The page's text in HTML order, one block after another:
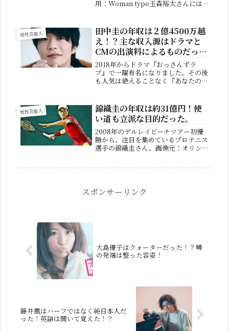
用：Woman type玉森裕太さんには4
か、気になる人も多い事でしょう。そ
こで今回は玉森裕太さ...
男性芸能人
田中圭の年収は２億4500万越
え！？主な収入源はドラマと
CMの出演料によるものだっ
た。
2018年からドラマ『おっさんずラ
ブ』で一躍有名になりました。その後
も人気は絶えることなく『あなたの番
す。ここ最近とても人気の高い田中圭
さんですが、皆さんは田中圭さんが一
体いく...
男性芸能人
錦織圭の年収は約31億円！使
い道も立派な目的だった。
2008年のデルレイビーチツアー初優
勝から、注目を集めているプロテニス
選手の錦織圭さん。画像元：オリンピ
スポンサーリンク
大島優子はクォーターだった！？噂
の発端は整った容姿！
藤井風はハーフではなく純日本人だ
った！英語は聞いて覚えた！？